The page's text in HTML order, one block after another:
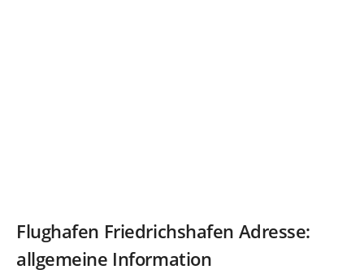
Flughafen Friedrichshafen Adresse:
allgemeine Information